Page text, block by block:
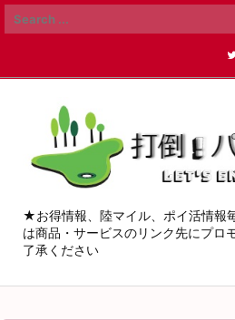
★お得情報、陸マイル、ポイ活情
は商品・サービスのリンク先にプロ
了承ください